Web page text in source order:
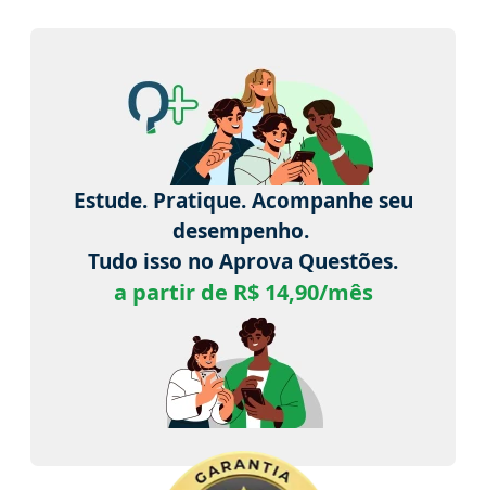
Estude. Pratique. Acompanhe seu
desempenho.
Tudo isso no Aprova Questões.
a partir de R$ 14,90/mês